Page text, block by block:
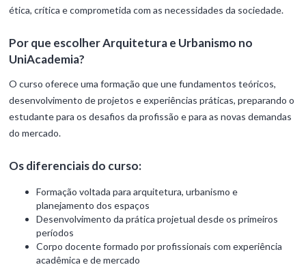
ética, crítica e comprometida com as necessidades da sociedade.
Por que escolher Arquitetura e Urbanismo no
UniAcademia?
O curso oferece uma formação que une fundamentos teóricos,
desenvolvimento de projetos e experiências práticas, preparando o
estudante para os desafios da profissão e para as novas demandas
do mercado.
Os diferenciais do curso:
Formação voltada para arquitetura, urbanismo e
planejamento dos espaços
Desenvolvimento da prática projetual desde os primeiros
períodos
Corpo docente formado por profissionais com experiência
acadêmica e de mercado